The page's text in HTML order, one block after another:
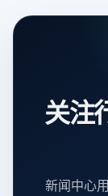
关注
新闻中心